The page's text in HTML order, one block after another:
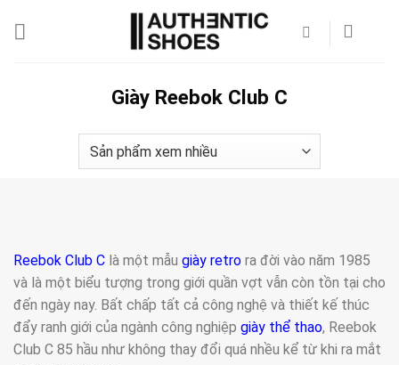
Giày Reebok Club C
Reebok Club C là một mẫu giày retro ra đời vào năm 1985
và là một biểu tượng trong giới quần vợt vẫn còn tồn tại cho
đến ngày nay. Bất chấp tất cả công nghệ và thiết kế thúc
đẩy ranh giới của ngành công nghiệp giày thể thao, Reebok
Club C 85 hầu như không thay đổi quá nhều kể từ khi ra mắt